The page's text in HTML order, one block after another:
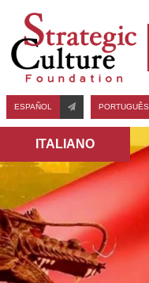
ESPAÑOL PORTUGUÊS
ITALIANO